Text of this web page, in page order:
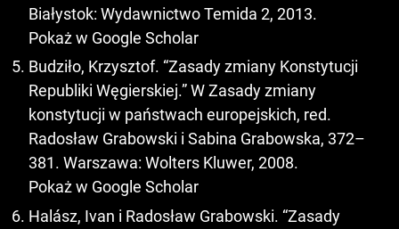
Białystok: Wydawnictwo Temida 2, 2013.
Pokaż w Google Scholar
Budziło, Krzysztof. “Zasady zmiany Konstytucji
Republiki Węgierskiej.” W Zasady zmiany
konstytucji w państwach europejskich, red.
Radosław Grabowski i Sabina Grabowska, 372–
381. Warszawa: Wolters Kluwer, 2008.
Pokaż w Google Scholar
Halász, Ivan i Radosław Grabowski. “Zasady